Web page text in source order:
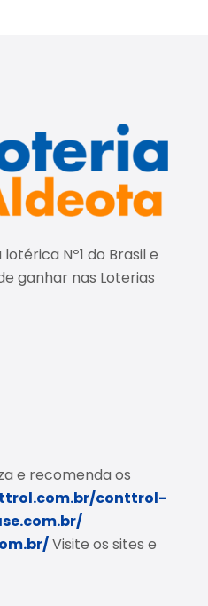
Nº1 do Brasil e
ganhar nas Loterias
e recomenda os
conttrol-
Visite os sites e